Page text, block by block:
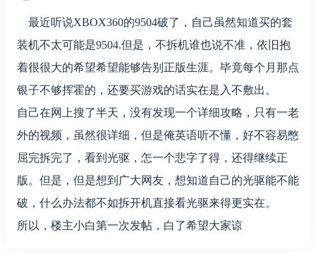
最近听说XBOX360的9504破了，自己虽然知道买的套
装机不太可能是9504.但是，不拆机谁也说不准，依旧抱
着很很大的希望希望能够告别正版生涯。毕竟每个月那点
银子不够挥霍的，还要买游戏的话实在是入不敷出。
自己在网上搜了半天，没有发现一个详细攻略，只有一老
外的视频，虽然很详细，但是俺英语听不懂，好不容易憋
屈完拆完了，看到光驱，怎一个悲字了得，还得继续正
版。但是，但是想到广大网友，想知道自己的光驱能不能
破，什么办法都不如拆开机直接看光驱来得更实在。
所以，楼主小白第一次发帖，白了希望大家谅